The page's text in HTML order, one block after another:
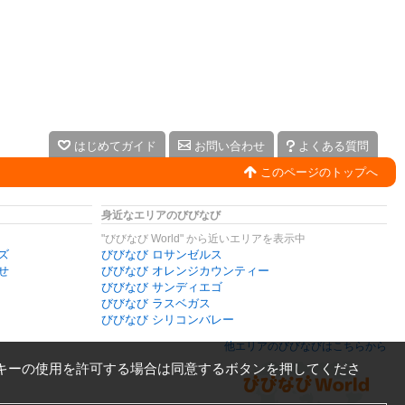
はじめてガイド お問い合わせ
よくある質問
このページのトップへ
身近なエリアのびびなび
"びびなび World" から近いエリアを表示中
びびなび ロサンゼルス
びびなび オレンジカウンティー
びびなび サンディエゴ
びびなび ラスベガス
びびなび シリコンバレー
他エリアのびびなびはこちらから
ーの使用を許可する場合は同意するボタンを押してくださ